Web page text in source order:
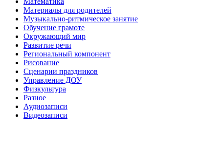
Материалы для родителей
Музыкально-ритмическое занятие
Обучение грамоте
Окружающий мир
Развитие речи
Региональный компонент
Рисование
Сценарии праздников
Управление ДОУ
Физкультура
Разное
Аудиозаписи
Видеозаписи